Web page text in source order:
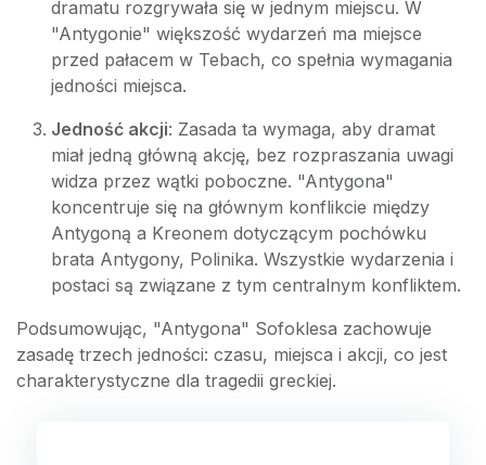
dramatu rozgrywała się w jednym miejscu. W
"Antygonie" większość wydarzeń ma miejsce
przed pałacem w Tebach, co spełnia wymagania
jedności miejsca.
Jedność akcji: Zasada ta wymaga, aby dramat
miał jedną główną akcję, bez rozpraszania uwagi
widza przez wątki poboczne. "Antygona"
koncentruje się na głównym konflikcie między
Antygoną a Kreonem dotyczącym pochówku
brata Antygony, Polinika. Wszystkie wydarzenia i
postaci są związane z tym centralnym konfliktem.
Podsumowując, "Antygona" Sofoklesa zachowuje
zasadę trzech jedności: czasu, miejsca i akcji, co jest
charakterystyczne dla tragedii greckiej.